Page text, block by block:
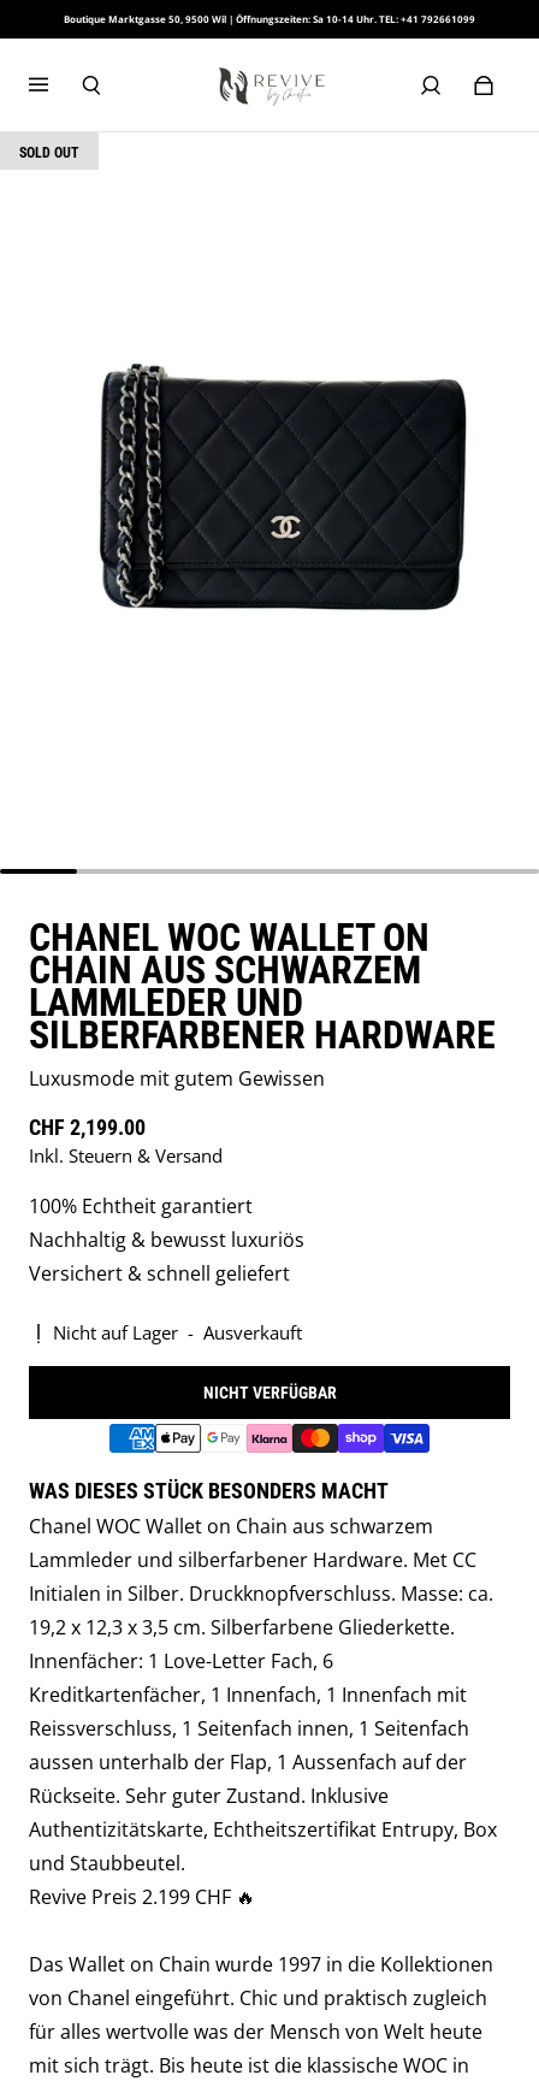
Boutique Marktgasse 50, 9500 Wil | Öffnungszeiten: Sa 10-14 Uhr. TEL: +41 792661099
SOLD OUT
CHANEL WOC WALLET ON
CHAIN AUS SCHWARZEM
LAMMLEDER UND
SILBERFARBENER HARDWARE
Luxusmode mit gutem Gewissen
Regulärer Preis
CHF 2,199.00
Inkl. Steuern & Versand
100% Echtheit garantiert
Nachhaltig & bewusst luxuriös
Versichert & schnell geliefert
Nicht auf Lager - Ausverkauft
NICHT VERFÜGBAR
WAS DIESES STÜCK BESONDERS MACHT
Chanel WOC Wallet on Chain aus schwarzem
Lammleder und silberfarbener Hardware. Met CC
Initialen in Silber. Druckknopfverschluss. Masse: ca.
19,2 x 12,3 x 3,5 cm. Silberfarbene Gliederkette.
Innenfächer: 1 Love-Letter Fach, 6
Kreditkartenfächer, 1 Innenfach, 1 Innenfach mit
Reissverschluss, 1 Seitenfach innen, 1 Seitenfach
aussen unterhalb der Flap, 1 Aussenfach auf der
Rückseite. Sehr guter Zustand. Inklusive
Authentizitätskarte, Echtheitszertifikat Entrupy, Box
und Staubbeutel.
Revive Preis 2.199 CHF 🔥
Das Wallet on Chain wurde 1997 in die Kollektionen
von Chanel eingeführt. Chic und praktisch zugleich
für alles wertvolle was der Mensch von Welt heute
mit sich trägt. Bis heute ist die klassische WOC in